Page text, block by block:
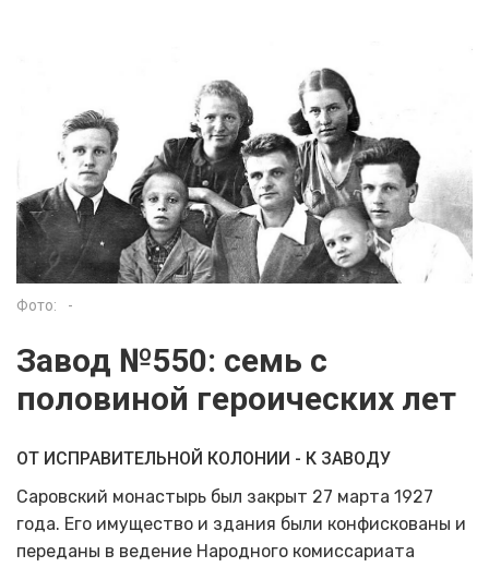
Фото: -
Завод №550: семь с
половиной героических лет
ОТ ИСПРАВИТЕЛЬНОЙ КОЛОНИИ - К ЗАВОДУ
Саровский монастырь был закрыт 27 марта 1927
года. Его имущество и здания были конфискованы и
переданы в ведение Народного комиссариата